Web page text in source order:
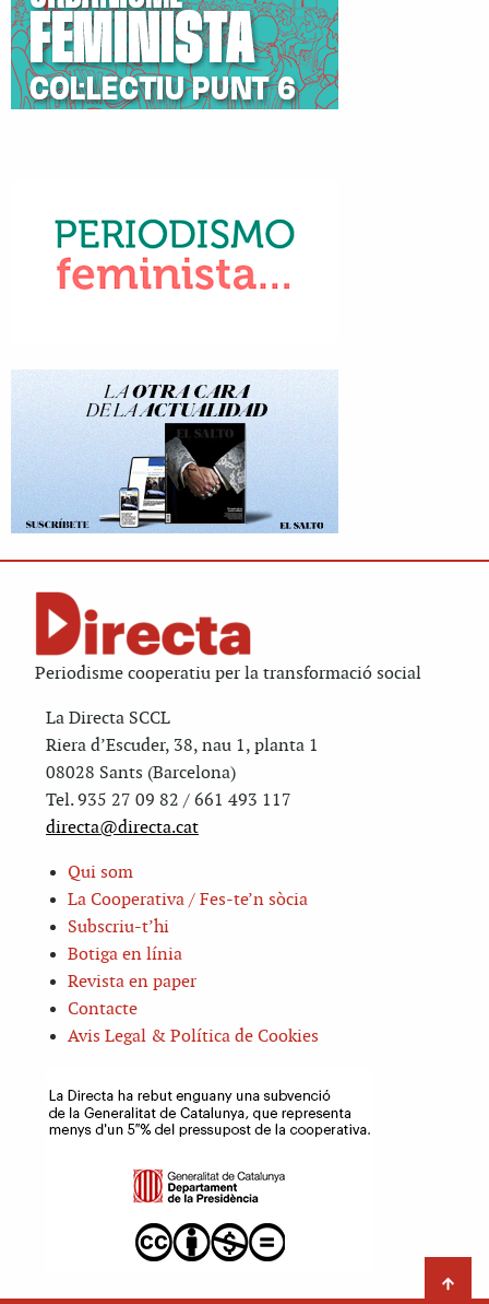
Periodisme cooperatiu per la transformació social
La Directa SCCL
Riera d’Escuder, 38, nau 1, planta 1
08028 Sants (Barcelona)
Tel. 935 27 09 82 / 661 493 117
directa@directa.cat
Qui som
La Cooperativa / Fes-te’n sòcia
Subscriu-t’hi
Botiga en línia
Revista en paper
Contacte
Avis Legal & Política de Cookies